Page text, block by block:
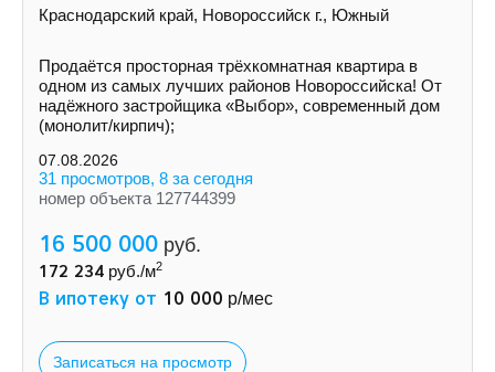
Краснодарский край, Новороссийск г., Южный
Продаётся просторная трёхкомнатная квартира в
одном из самых лучших районов Новороссийска! От
надёжного застройщика «Выбор», современный дом
(монолит/кирпич);
07.08.2026
31 просмотров, 8 за сегодня
номер объекта 127744399
16 500 000 руб.
172 234 руб./м2
В ипотеку от 10 000 р/мес
Записаться на просмотр